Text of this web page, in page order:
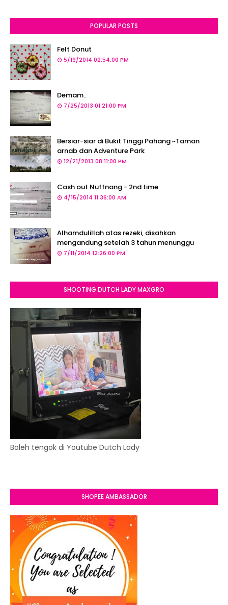
POPULAR POSTS
Felt Donut
5/19/2014 02:54:00 PM
Demam..
7/25/2013 01:21:00 PM
Bersiar-siar di Bukit Tinggi Pahang ~Taman
arnab dan Adventure Park
12/21/2013 08:11:00 PM
Cash out Nuffnang - 2nd time
4/15/2014 11:36:00 AM
Alhamdulillah atas rezeki, disahkan
mengandung setelah 3 tahun menunggu
7/11/2014 12:26:00 PM
SHOOTING DUTCH LADY MAXGRO
Boleh tengok di Youtube Dutch Lady
SHOPEE AMBASSADOR